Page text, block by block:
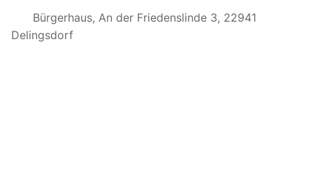
Bürgerhaus, An der Friedenslinde 3, 22941
Delingsdorf